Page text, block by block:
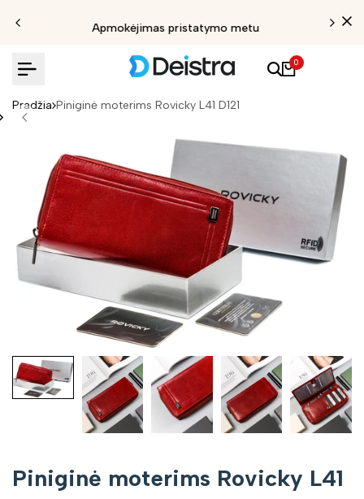
Apmokėjimas pristatymo metu
0
Pradžia Piniginė moterims Rovicky L41 D121
Piniginė moterims Rovicky L41